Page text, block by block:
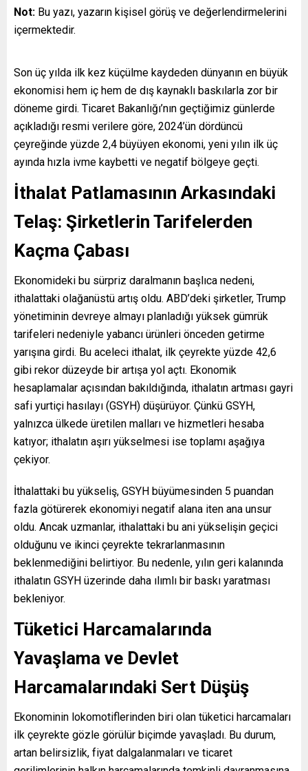
Not: Bu yazı, yazarın kişisel görüş ve değerlendirmelerini
içermektedir.
Son üç yılda ilk kez küçülme kaydeden dünyanın en büyük
ekonomisi hem iç hem de dış kaynaklı baskılarla zor bir
döneme girdi. Ticaret Bakanlığı’nın geçtiğimiz günlerde
açıkladığı resmi verilere göre, 2024’ün dördüncü
çeyreğinde yüzde 2,4 büyüyen ekonomi, yeni yılın ilk üç
ayında hızla ivme kaybetti ve negatif bölgeye geçti.
İthalat Patlamasının Arkasındaki
Telaş: Şirketlerin Tarifelerden
Kaçma Çabası
Ekonomideki bu sürpriz daralmanın başlıca nedeni,
ithalattaki olağanüstü artış oldu. ABD’deki şirketler, Trump
yönetiminin devreye almayı planladığı yüksek gümrük
tarifeleri nedeniyle yabancı ürünleri önceden getirme
yarışına girdi. Bu aceleci ithalat, ilk çeyrekte yüzde 42,6
gibi rekor düzeyde bir artışa yol açtı. Ekonomik
hesaplamalar açısından bakıldığında, ithalatın artması gayri
safi yurtiçi hasılayı (GSYH) düşürüyor. Çünkü GSYH,
yalnızca ülkede üretilen malları ve hizmetleri hesaba
katıyor; ithalatın aşırı yükselmesi ise toplamı aşağıya
çekiyor.
İthalattaki bu yükseliş, GSYH büyümesinden 5 puandan
fazla götürerek ekonomiyi negatif alana iten ana unsur
oldu. Ancak uzmanlar, ithalattaki bu ani yükselişin geçici
olduğunu ve ikinci çeyrekte tekrarlanmasının
beklenmediğini belirtiyor. Bu nedenle, yılın geri kalanında
ithalatın GSYH üzerinde daha ılımlı bir baskı yaratması
bekleniyor.
Tüketici Harcamalarında
Yavaşlama ve Devlet
Harcamalarındaki Sert Düşüş
Ekonominin lokomotiflerinden biri olan tüketici harcamaları
ilk çeyrekte gözle görülür biçimde yavaşladı. Bu durum,
artan belirsizlik, fiyat dalgalanmaları ve ticaret